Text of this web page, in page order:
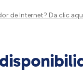
de Internet? Da clic